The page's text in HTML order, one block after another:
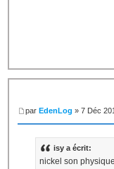
parEdenLog » 7 Déc
isy a écrit:
nickel son